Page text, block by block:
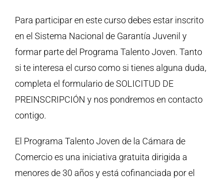
Para participar en este curso debes estar inscrito
en el Sistema Nacional de Garantía Juvenil y
formar parte del Programa Talento Joven. Tanto
si te interesa el curso como si tienes alguna duda,
completa el formulario de SOLICITUD DE
PREINSCRIPCIÓN y nos pondremos en contacto
contigo.
El Programa Talento Joven de la Cámara de
Comercio es una iniciativa gratuita dirigida a
menores de 30 años y está cofinanciada por el